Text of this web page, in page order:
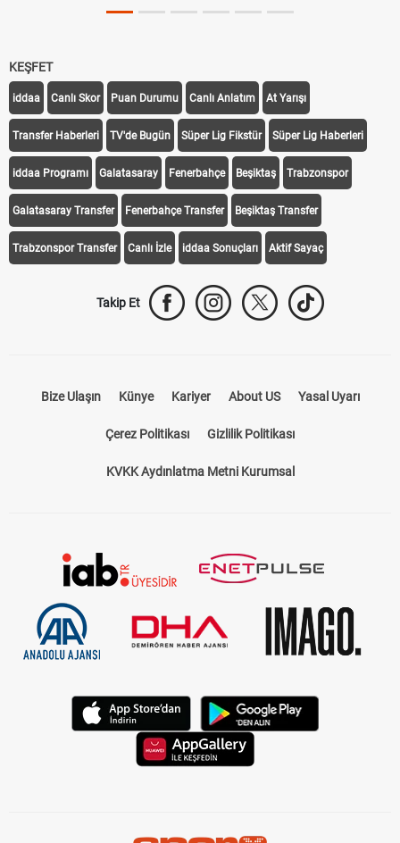
KEŞFET
iddaa Canlı Skor Puan Durumu Canlı Anlatım At Yarışı
Transfer Haberleri TV'de Bugün Süper Lig Fikstür Süper Lig Haberleri
iddaa Programı Galatasaray Fenerbahçe Beşiktaş Trabzonspor
Galatasaray Transfer Fenerbahçe Transfer Beşiktaş Transfer
Trabzonspor Transfer Canlı İzle iddaa Sonuçları Aktif Sayaç
Takip Et
Bize Ulaşın Künye Kariyer About US Yasal Uyarı
Çerez Politikası Gizlilik Politikası
KVKK Aydınlatma Metni Kurumsal